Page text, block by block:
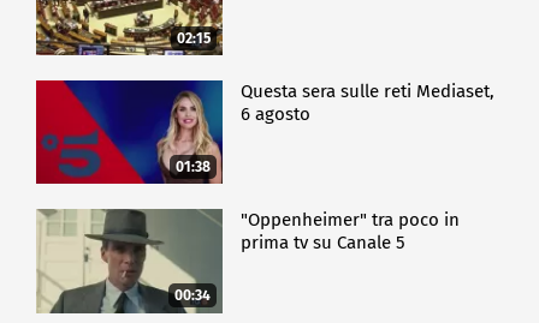
02:15
01:38
Questa sera sulle reti Mediaset,
6 agosto
00:34
"Oppenheimer" tra poco in
prima tv su Canale 5